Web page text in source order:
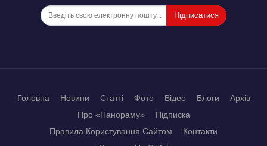
Підписатися
Головна Новини Статті Фото Відео Блоги
Архів
Про «Панораму»
Підписка
Правила Користування Сайтом
Контакти